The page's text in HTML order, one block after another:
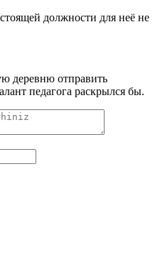
должности для неё не
деревню отправить
педагога раскрылся бы.